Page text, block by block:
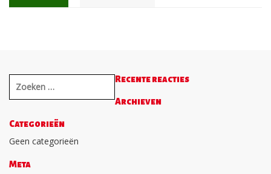
Recente reacties
Archieven
Categorieën
Geen categorieën
Meta